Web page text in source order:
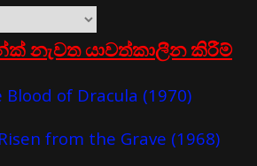
නැවත යාවත්කාලීන කිරීම්
of Dracula (1970)
from the Grave (1968)